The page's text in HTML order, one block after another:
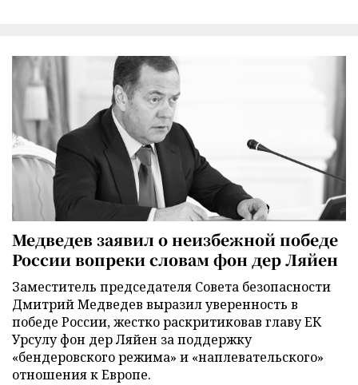
Медведев заявил о неизбежной победе
России вопреки словам фон дер Ляйен
Заместитель председателя Совета безопасности
Дмитрий Медведев выразил уверенность в
победе России, жестко раскритиковав главу ЕК
Урсулу фон дер Ляйен за поддержку
«бендеровского режима» и «наплевательского»
отношения к Европе.